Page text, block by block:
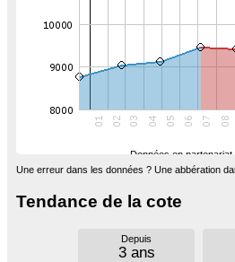
Données en partenariat
Une erreur dans les données ? Une abbération
Tendance de la cote
Depuis
3 ans